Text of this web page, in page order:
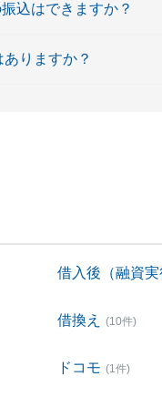
込はできますか？
りますか？
借入後（融資
借換え (10件)
ドコモ (1件)